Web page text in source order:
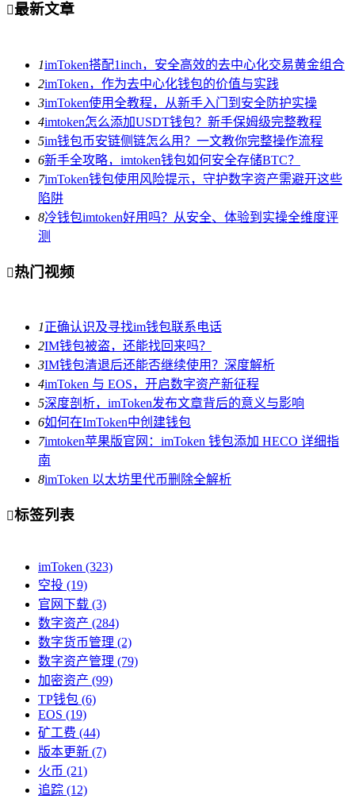
最新文章
1imToken搭配1inch，安全高效的去中心化交易黄金组合
2imToken，作为去中心化钱包的价值与实践
3imToken使用全教程，从新手入门到安全防护实操
4imtoken怎么添加USDT钱包？新手保姆级完整教程
5im钱包币安链侧链怎么用？一文教你完整操作流程
6新手全攻略，imtoken钱包如何安全存储BTC？
7imToken钱包使用风险提示，守护数字资产需避开这些
陷阱
8冷钱包imtoken好用吗？从安全、体验到实操全维度评
测
热门视频
1正确认识及寻找im钱包联系电话
2IM钱包被盗，还能找回来吗？
3IM钱包清退后还能否继续使用？深度解析
4imToken 与 EOS，开启数字资产新征程
5深度剖析，imToken发布文章背后的意义与影响
6如何在ImToken中创建钱包
7imtoken苹果版官网：imToken 钱包添加 HECO 详细指
南
8imToken 以太坊里代币删除全解析
标签列表
imToken (323)
空投 (19)
官网下载 (3)
数字资产 (284)
数字货币管理 (2)
数字资产管理 (79)
加密资产 (99)
TP钱包 (6)
EOS (19)
矿工费 (44)
版本更新 (7)
火币 (21)
追踪 (12)